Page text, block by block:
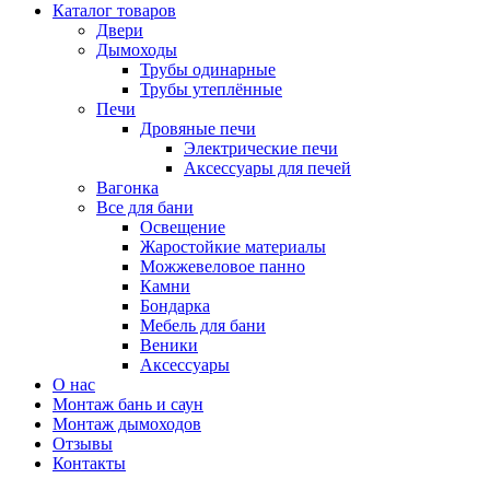
Каталог товаров
Двери
Дымоходы
Трубы одинарные
Трубы утеплённые
Печи
Дровяные печи
Электрические печи
Аксессуары для печей
Вагонка
Все для бани
Освещение
Жаростойкие материалы
Можжевеловое панно
Камни
Бондарка
Мебель для бани
Веники
Аксессуары
О нас
Монтаж бань и саун
Монтаж дымоходов
Отзывы
Контакты